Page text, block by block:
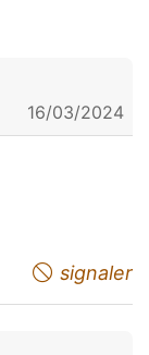
16/03/2024
signaler